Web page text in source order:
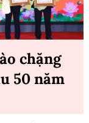
chặng
50 năm